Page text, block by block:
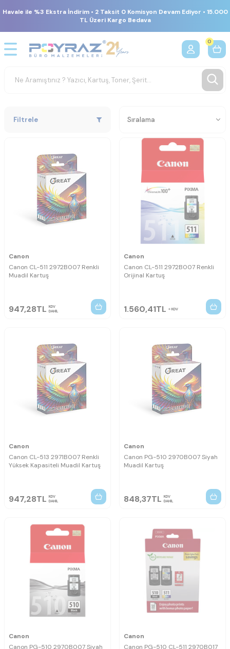
Havale ile %3 Ekstra İndirim • 2 Taksit 0 Komisyon Devam Ediyor • 15.000
TL Üzeri Kargo Bedava
0
Filtrele
Canon
Canon CL-511 2972B007 Renkli
Muadil Kartuş
947,28TL KDV
DAHİL
Canon
Canon CL-511 2972B007 Renkli
Orijinal Kartuş
1.560,41TL KDV
Canon
Canon CL-513 2971B007 Renkli
Yüksek Kapasiteli Muadil Kartuş
947,28TL KDV
DAHİL
Canon
Canon PG-510 2970B007 Siyah
Muadil Kartuş
848,37TL KDV
DAHİL
Canon
Canon PG-510 2970B007 Siyah
Canon
Canon PG-510 CL-511 2970B017